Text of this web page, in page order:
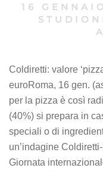
16
Coldiretti: valore
euroRoma, 16 gen.
per la pizza è così
(40%) si prepara in
speciali o di
un’indagine
Giornata